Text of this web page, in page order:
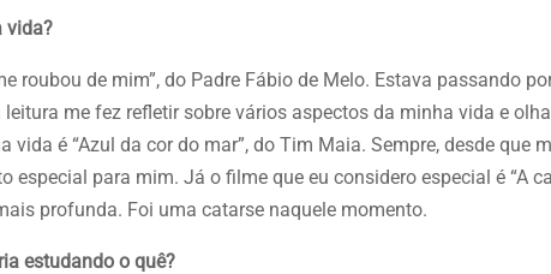
vida?
roubou de mim”, do Padre Fábio de Melo. Estava passando
me fez refletir sobre vários aspectos da minha vida e
é “Azul da cor do mar”, do Tim Maia. Sempre, desde que
especial para mim. Já o filme que eu considero especial é “A
profunda. Foi uma catarse naquele momento.
estudando o quê?